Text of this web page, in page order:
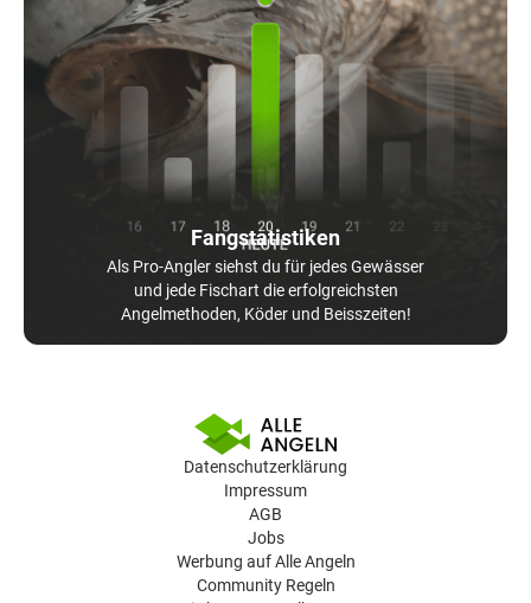
Fangstatistiken
Als Pro-Angler siehst du für jedes Gewässer
und jede Fischart die erfolgreichsten
Angelmethoden, Köder und Beisszeiten!
Datenschutzerklärung
Impressum
AGB
Jobs
Werbung auf Alle Angeln
Community Regeln